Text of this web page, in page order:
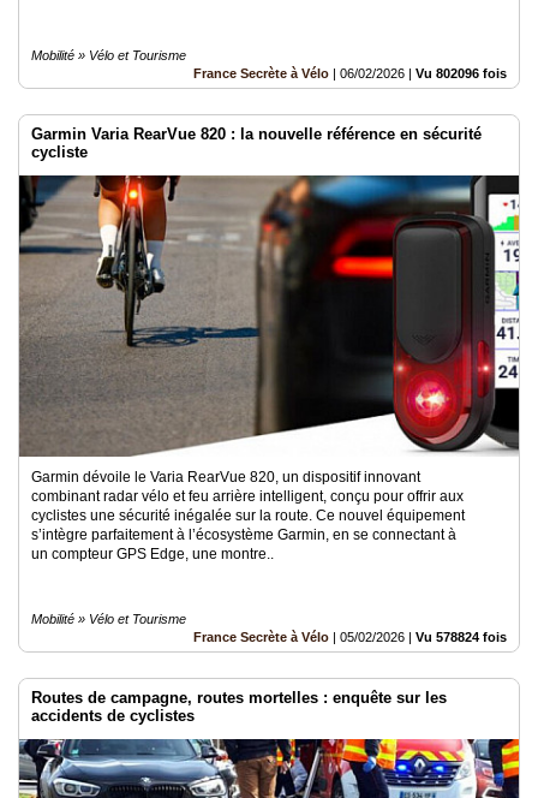
Mobilité » Vélo et Tourisme
France Secrète à Vélo | 06/02/2026 | Vu 802096 fois
Garmin Varia RearVue 820 : la nouvelle référence en sécurité
cycliste
Garmin dévoile le Varia RearVue 820, un dispositif innovant
combinant radar vélo et feu arrière intelligent, conçu pour offrir aux
cyclistes une sécurité inégalée sur la route. Ce nouvel équipement
s’intègre parfaitement à l’écosystème Garmin, en se connectant à
un compteur GPS Edge, une montre..
Mobilité » Vélo et Tourisme
France Secrète à Vélo | 05/02/2026 | Vu 578824 fois
Routes de campagne, routes mortelles : enquête sur les
accidents de cyclistes